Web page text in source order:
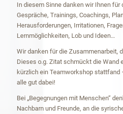
In diesem Sinne danken wir Ihnen für
Gespräche, Trainings, Coachings,
Herausforderungen, Irritationen,
Lernmöglichkeiten, Lob und Ideen…
Wir danken für die Zusammenarbeit,
Dieses o.g. Zitat schmückt die Wand
kürzlich ein Teamworkshop stattfand
alle gut dabei!
Bei „Begegnungen mit Menschen“
Nachbarn und Freunde, an die